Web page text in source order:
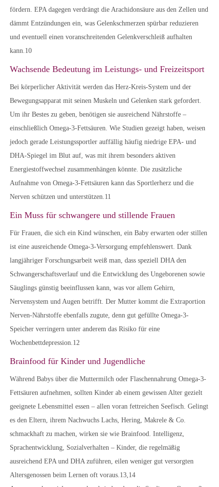
fördern. EPA dagegen verdrängt die Arachidonsäure aus den Zellen und
dämmt Entzündungen ein, was Gelenkschmerzen spürbar reduzieren
und eventuell einen voranschreitenden Gelenkverschleiß aufhalten
kann.10
Wachsende Bedeutung im Leistungs- und Freizeitsport
Bei körperlicher Aktivität werden das Herz-Kreis-System und der
Bewegungsapparat mit seinen Muskeln und Gelenken stark gefordert.
Um ihr Bestes zu geben, benötigen sie ausreichend Nährstoffe –
einschließlich Omega-3-Fettsäuren. Wie Studien gezeigt haben, weisen
jedoch gerade Leistungssportler auffällig häufig niedrige EPA- und
DHA-Spiegel im Blut auf, was mit ihrem besonders aktiven
Energiestoffwechsel zusammenhängen könnte. Die zusätzliche
Aufnahme von Omega-3-Fettsäuren kann das Sportlerherz und die
Nerven schützen und unterstützen.11
Ein Muss für schwangere und stillende Frauen
Für Frauen, die sich ein Kind wünschen, ein Baby erwarten oder stillen
ist eine ausreichende Omega-3-Versorgung empfehlenswert. Dank
langjähriger Forschungsarbeit weiß man, dass speziell DHA den
Schwangerschaftsverlauf und die Entwicklung des Ungeborenen sowie
Säuglings günstig beeinflussen kann, was vor allem Gehirn,
Nervensystem und Augen betrifft. Der Mutter kommt die Extraportion
Nerven-Nährstoffe ebenfalls zugute, denn gut gefüllte Omega-3-
Speicher verringern unter anderem das Risiko für eine
Wochenbettdepression.12
Brainfood für Kinder und Jugendliche
Während Babys über die Muttermilch oder Flaschennahrung Omega-3-
Fettsäuren aufnehmen, sollten Kinder ab einem gewissen Alter gezielt
geeignete Lebensmittel essen – allen voran fettreichen Seefisch. Gelingt
es den Eltern, ihrem Nachwuchs Lachs, Hering, Makrele & Co.
schmackhaft zu machen, wirken sie wie Brainfood. Intelligenz,
Sprachentwicklung, Sozialverhalten – Kinder, die regelmäßig
ausreichend EPA und DHA zuführen, eilen weniger gut versorgten
Altersgenossen beim Lernen oft voraus.13,14